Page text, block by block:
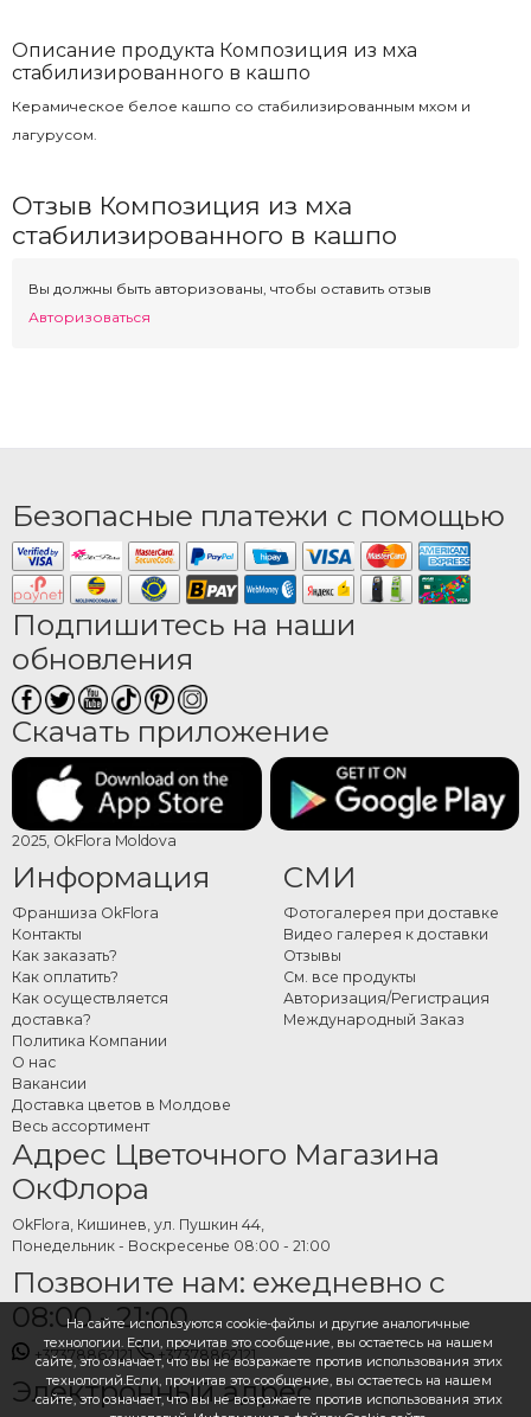
На сайте используются cookie-файлы и другие аналогичные
технологии. Если, прочитав это сообщение, вы остаетесь на нашем
сайте, это означает, что вы не возражаете против использования этих
технологий.Если, прочитав это сообщение, вы остаетесь на нашем
сайте, это означает, что вы не возражаете против использования этих
Описание продукта Композиция из мха
стабилизированного в кашпо
Керамическое белое кашпо со стабилизированным мхом и
лагурусом.
Отзыв Композиция из мха
стабилизированного в кашпо
Вы должны быть авторизованы, чтобы оставить отзыв
Авторизоваться
Безопасные платежи с помощью
Подпишитесь на наши
обновления
Скачать приложение
2025, OkFlora Moldova
Информация
Франшиза OkFlora
Контакты
Как заказать?
Как оплатить?
Как осуществляется
доставка?
Политика Компании
О нас
Вакансии
Доставка цветов в Молдове
Весь ассортимент
СМИ
Фотогалерея при доставке
Видео галерея к доставки
Отзывы
См. все продукты
Авторизация/Регистрация
Международный Заказ
Адрес Цветочного Магазина
ОкФлора
OkFlora, Кишинев, ул. Пушкин 44,
Понедельник - Воскресенье 08:00 - 21:00
Позвоните нам: ежедневно с
08:00 - 21:00
+37378862121 +37378862121
Электронный адрес